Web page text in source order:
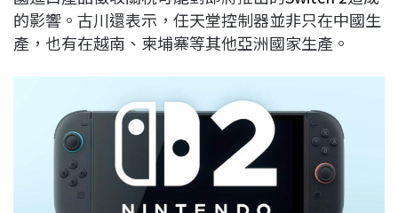
o
k
s
I
n
n
k
的影響。古川還表示，任天堂控制器並非只在中國生
產，也有在越南、柬埔寨等其他亞洲國家生產。